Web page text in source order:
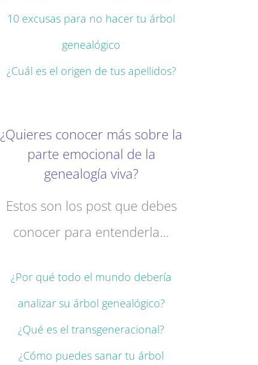
10 excusas para no hacer tu árbol
genealógico
¿Cuál es el origen de tus apellidos?
¿Quieres conocer más sobre la
parte emocional de la
genealogía viva?
Estos son los post que debes
conocer para entenderla…
¿Por qué todo el mundo debería
analizar su árbol genealógico?
¿Qué es el transgeneracional?
¿Cómo puedes sanar tu árbol